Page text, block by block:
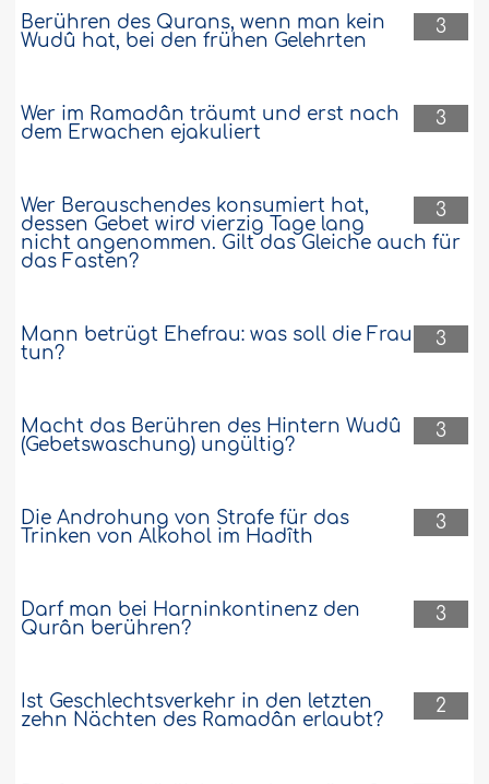
3
Berühren des Qurans, wenn man kein
Wudû hat, bei den frühen Gelehrten
3
Wer im Ramadân träumt und erst nach
dem Erwachen ejakuliert
3
Wer Berauschendes konsumiert hat,
dessen Gebet wird vierzig Tage lang
nicht angenommen. Gilt das Gleiche auch für
das Fasten?
3
Mann betrügt Ehefrau: was soll die Frau
tun?
3
Macht das Berühren des Hintern Wudû
(Gebetswaschung) ungültig?
3
Die Androhung von Strafe für das
Trinken von Alkohol im Hadîth
3
Darf man bei Harninkontinenz den
Qurân berühren?
2
Ist Geschlechtsverkehr in den letzten
zehn Nächten des Ramadân erlaubt?